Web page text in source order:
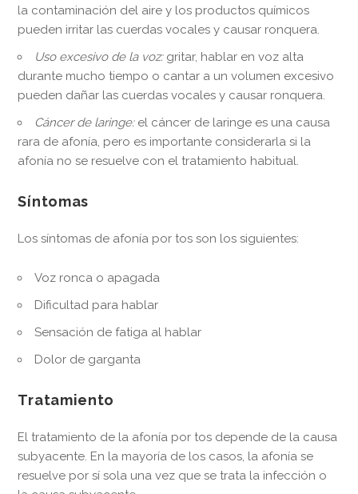
la contaminación del aire y los productos químicos
pueden irritar las cuerdas vocales y causar ronquera.
Uso excesivo de la voz:gritar, hablar en voz alta
durante mucho tiempo o cantar a un volumen excesivo
pueden dañar las cuerdas vocales y causar ronquera.
Cáncer de laringe:el cáncer de laringe es una causa
rara de afonía, pero es importante considerarla si la
afonía no se resuelve con el tratamiento habitual.
Síntomas
Los síntomas de afonía por tos son los siguientes:
Voz ronca o apagada
Dificultad para hablar
Sensación de fatiga al hablar
Dolor de garganta
Tratamiento
El tratamiento de la afonía por tos depende de la causa
subyacente. En la mayoría de los casos, la afonía se
resuelve por sí sola una vez que se trata la infección o